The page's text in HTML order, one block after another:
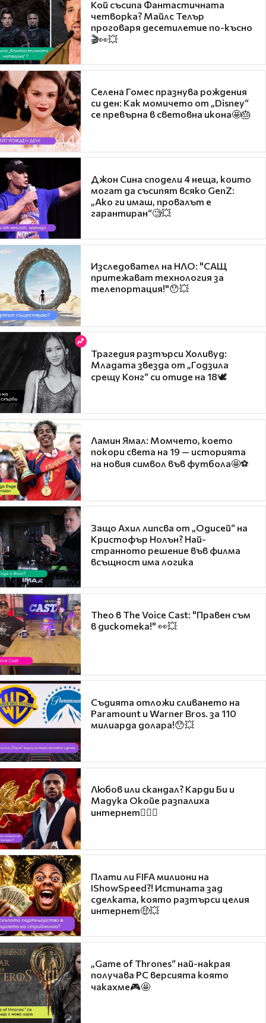
Кой съсипа Фантастичната
четворка? Майлс Телър
проговаря десетилетие по-късно
🎬👀💥
Селена Гомес празнува рождения
си ден: Как момичето от „Disney“
се превърна в световна икона🤩🎂
Джон Сина сподели 4 неща, които
могат да съсипят всяко GenZ:
„Ако ги имаш, провалът е
гарантиран“🧐💥
Изследовател на НЛО: "САЩ
притежават технология за
телепортация!"😯💥
Трагедия разтърси Холивуд:
Младата звезда от „Годзила
срещу Конг“ си отиде на 18🕊️
Ламин Ямал: Момчето, което
покори света на 19 — историята
на новия символ във футбола🤩⚽
Защо Ахил липсва от „Одисей“ на
Кристофър Нолън? Най-
странното решение във филма
всъщност има логика
Theo в The Voice Cast: "Правен съм
в дискотека!" 👀💥
Съдията отложи сливането на
Paramount и Warner Bros. за 110
милиарда долара!😯💥
Любов или скандал? Карди Би и
Мадука Окойе разпалиха
интернет❤️‍🔥🔥
Плати ли FIFA милиони на
IShowSpeed?! Истината зад
сделката, която разтърси целия
интернет🤑💥
„Game of Thrones“ най-накрая
получава PC версията която
чакахме🎮🤩